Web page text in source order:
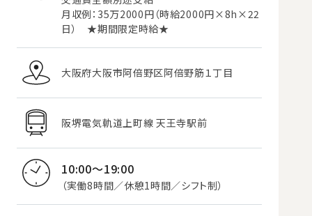
月収例：35万2000円（時給2000円×8h×22
日） ★期間限定時給★
大阪府大阪市阿倍野区阿倍野筋１丁目
阪堺電気軌道上町線 天王寺駅前
10:00～19:00
（実働8時間／休憩1時間／シフト制）